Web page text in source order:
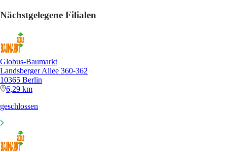
Nächstgelegene Filialen
Globus-Baumarkt
Landsberger Allee 360-362
10365 Berlin
6,29 km
geschlossen